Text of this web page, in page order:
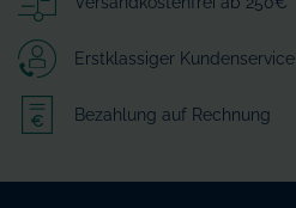
Erstklassiger Kundenservice
Bezahlung auf Rechnung